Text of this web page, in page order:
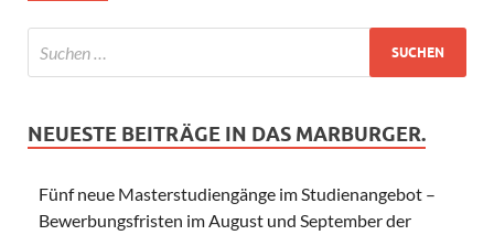
NEUESTE BEITRÄGE IN DAS MARBURGER.
Fünf neue Masterstudiengänge im Studienangebot –
Bewerbungsfristen im August und September der